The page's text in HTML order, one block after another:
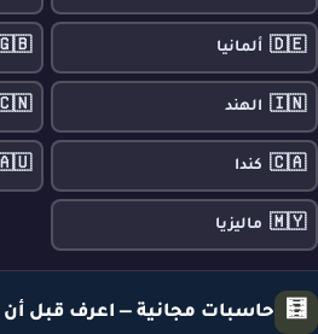
🇩🇪 ألمانيا
🇮🇳 الهند
🇨🇦 كندا
🇲🇾 ماليزيا
🧮 حاسبات مجانية — اعرف قبل أن